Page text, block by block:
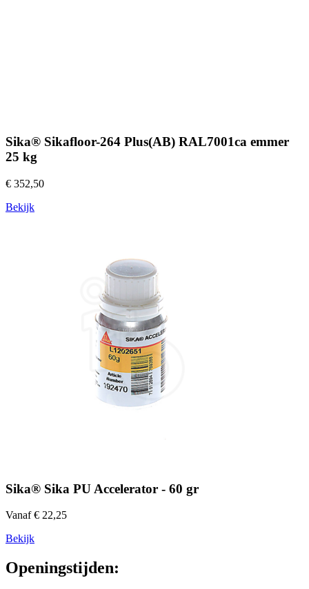
Sika® Sikafloor-264 Plus(AB) RAL7001ca emmer
25 kg
€ 352,50
Bekijk
Sika® Sika PU Accelerator - 60 gr
Vanaf € 22,25
Bekijk
Openingstijden: